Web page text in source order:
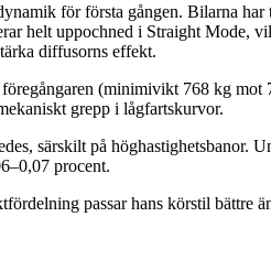
för första gången. Bilarna
helt uppochned i Straight Mode,
diffusorns effekt.
(minimivikt 768 kg
grepp i lågfartskurvor.
särskilt på
procent.
passar hans körstil bättre